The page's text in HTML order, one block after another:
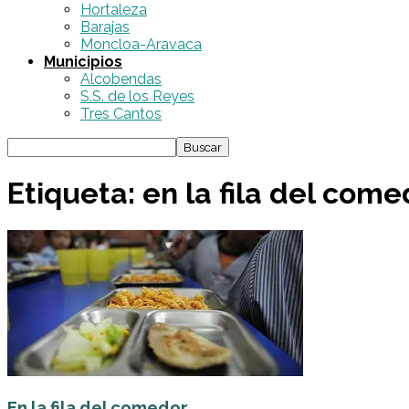
Hortaleza
Barajas
Moncloa-Aravaca
Municipios
Alcobendas
S.S. de los Reyes
Tres Cantos
Etiqueta: en la fila del